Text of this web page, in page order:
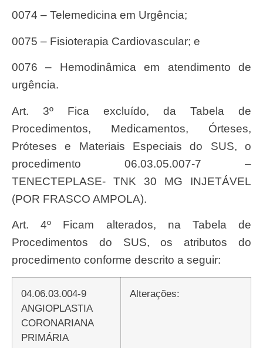
0074 – Telemedicina em Urgência;
0075 – Fisioterapia Cardiovascular; e
0076 – Hemodinâmica em atendimento de
urgência.
Art. 3º Fica excluído, da Tabela de
Procedimentos, Medicamentos, Órteses,
Próteses e Materiais Especiais do SUS, o
procedimento 06.03.05.007-7 –
TENECTEPLASE- TNK 30 MG INJETÁVEL
(POR FRASCO AMPOLA).
Art. 4º Ficam alterados, na Tabela de
Procedimentos do SUS, os atributos do
procedimento conforme descrito a seguir:
04.06.03.004-9
ANGIOPLASTIA
CORONARIANA
PRIMÁRIA
Alterações: